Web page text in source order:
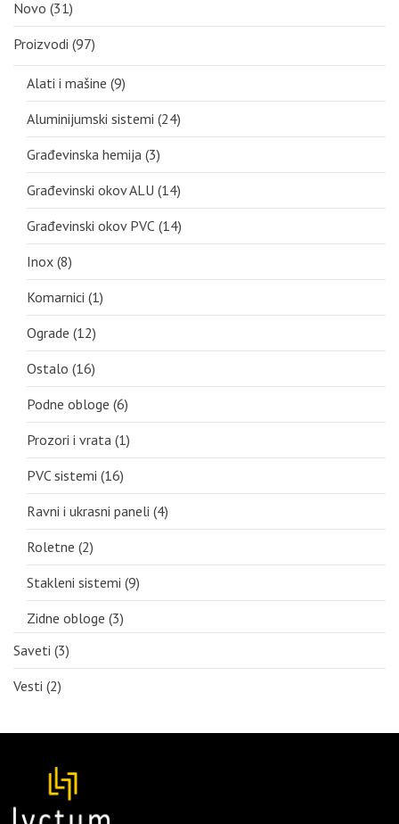
Novo (31)
Proizvodi (97)
Alati i mašine (9)
Aluminijumski sistemi (24)
Građevinska hemija (3)
Građevinski okov ALU (14)
Građevinski okov PVC (14)
Inox (8)
Komarnici (1)
Ograde (12)
Ostalo (16)
Podne obloge (6)
Prozori i vrata (1)
PVC sistemi (16)
Ravni i ukrasni paneli (4)
Roletne (2)
Stakleni sistemi (9)
Zidne obloge (3)
Saveti (3)
Vesti (2)